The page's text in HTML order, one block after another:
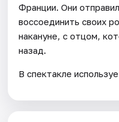
Франции. Они
воссоединить своих
накануне, с отцом,
назад.
В спектакле